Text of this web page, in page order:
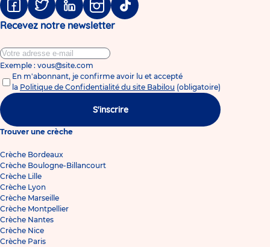
Facebook
TwitterLinkedinInstagram
Tiktok
Recevez notre newsletter
Exemple : vous@site.com
En m'abonnant, je confirme avoir lu et accepté
la Politique de Confidentialité du site Babilou (obligatoire)
S'inscrire
Trouver une crèche
Crèche Bordeaux
Crèche Boulogne-Billancourt
Crèche Lille
Crèche Lyon
Crèche Marseille
Crèche Montpellier
Crèche Nantes
Crèche Nice
Crèche Paris